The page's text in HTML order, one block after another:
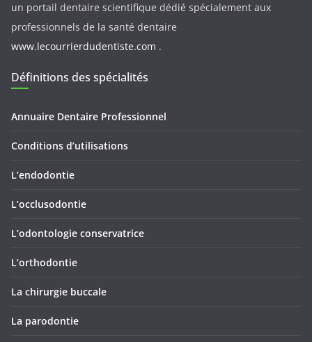
un portail dentaire scientifique dédié spécialement aux
professionnels de la santé dentaire
www.lecourrierdudentiste.com .
Définitions des spécialités
Annuaire Dentaire Professionnel
Conditions d’utilisations
L’endodontie
L’occlusodontie
L’odontologie conservatrice
L’orthodontie
La chirurgie buccale
La parodontie